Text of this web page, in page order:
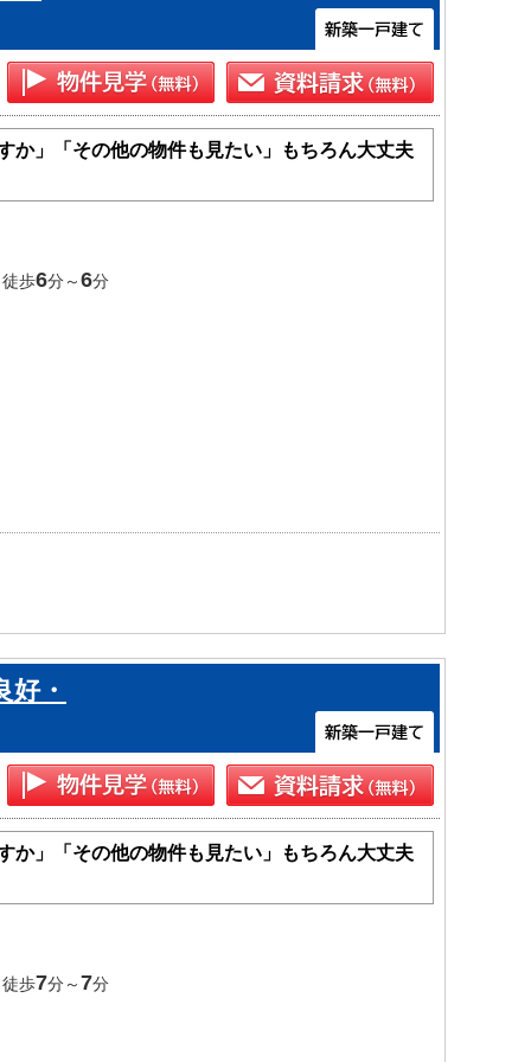
か」「その他の物件も見たい」もちろん大丈夫
歩6分～6分
・
か」「その他の物件も見たい」もちろん大丈夫
歩7分～7分